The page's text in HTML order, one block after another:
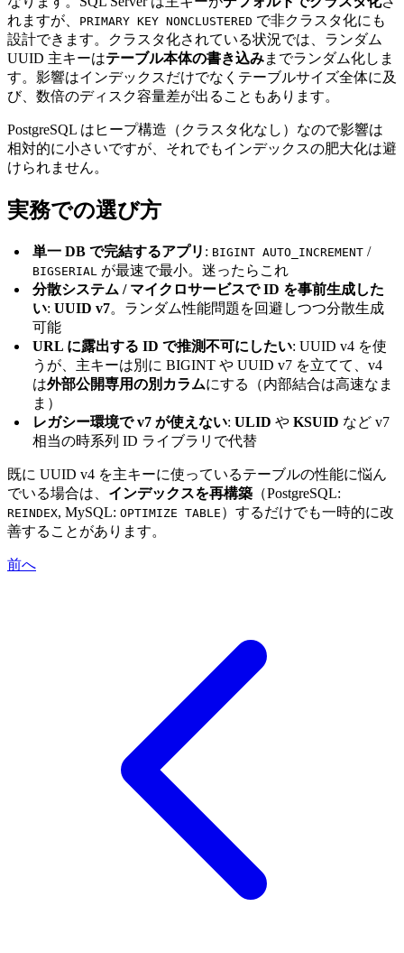
れますが、
PRIMARY KEY NONCLUSTERED で非クラスタ化にも
設計できます。クラスタ化されている状況では、ランダム
UUID 主キーはテーブル本体の書き込みまでランダム化しま
す。影響はインデックスだけでなくテーブルサイズ全体に及
び、数倍のディスク容量差が出ることもあります。
PostgreSQL はヒープ構造（クラスタ化なし）なので影響は
相対的に小さいですが、それでもインデックスの肥大化は避
けられません。
実務での選び方
単一 DB で完結するアプリ : BIGINT AUTO_INCREMENT /
BIGSERIAL
が最速で最小。迷ったらこれ
分散システム / マイクロサービスで ID を事前生成した
い: UUID v7。ランダム性能問題を回避しつつ分散生成
可能
URL に露出する ID で推測不可にしたい: UUID v4 を使
うが、主キーは別に BIGINT や UUID v7 を立てて、v4
は外部公開専用の別カラムにする（内部結合は高速なま
ま）
レガシー環境で v7 が使えない: ULID や KSUID など v7
相当の時系列 ID ライブラリで代替
既に UUID v4 を主キーに使っているテーブルの性能に悩ん
でいる場合は、 インデックスを再構築 （PostgreSQL:
REINDEX, MySQL: OPTIMIZE TABLE ）するだけでも一時的に改
善することがあります。
前へ